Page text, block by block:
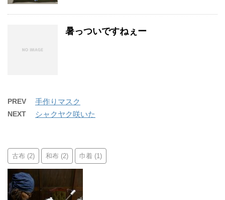
暑っついですねぇー
PREV 手作りマスク
NEXT シャクヤク咲いた
古布 (2) 和布 (2) 巾着 (1)